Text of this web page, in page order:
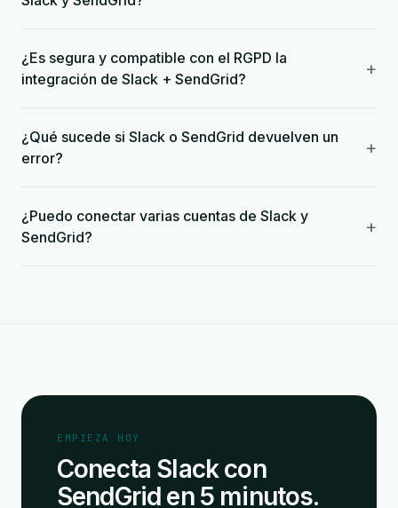
¿Es segura y compatible con el RGPD la
integración de Slack + SendGrid?
+
¿Qué sucede si Slack o SendGrid devuelven un
error?
+
¿Puedo conectar varias cuentas de Slack y
SendGrid?
+
EMPIEZA HOY
Conecta Slack con
SendGrid en 5 minutos.